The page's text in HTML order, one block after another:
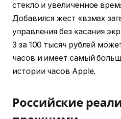
стекло и увеличенное
Добавился жест «взмах
управления без касания
3 за 100 тысяч рублей
часов и имеет самый
истории часов Apple.
Российские